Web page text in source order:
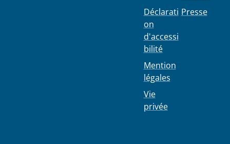
Déclarati
on
d'accessi
bilité
Mention
légales
Vie
privée
Presse